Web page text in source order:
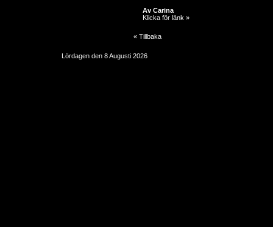
Av Carina
Klicka för länk »
« Tillbaka
Lördagen den 8 Augusti 2026